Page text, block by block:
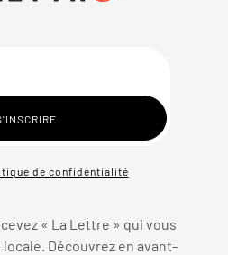
de confidentialité
« La Lettre » qui vous
Découvrez en avant-